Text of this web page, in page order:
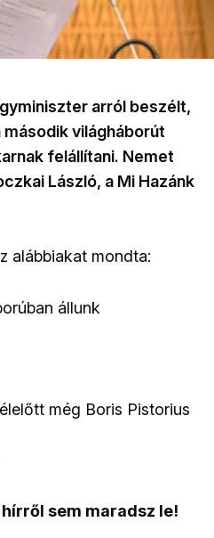
arról beszélt,
második világháborút
felállítani. Nemet
László, a Mi Hazánk
alábbiakat mondta:
állunk
még Boris Pistorius
sem maradsz le!